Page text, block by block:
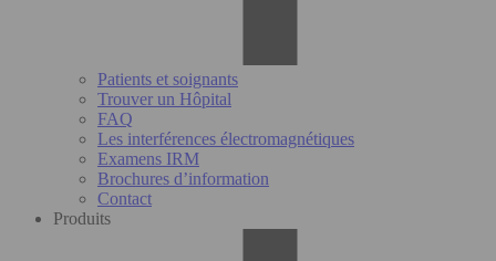
Patients et soignants
Trouver un Hôpital
FAQ
Les interférences électromagnétiques
Examens IRM
Brochures d’information
Contact
Produits